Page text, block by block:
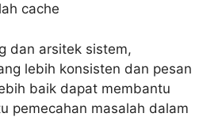
cache
dan arsitek sistem,
lebih konsisten dan pesan
baik dapat membantu
pemecahan masalah dalam